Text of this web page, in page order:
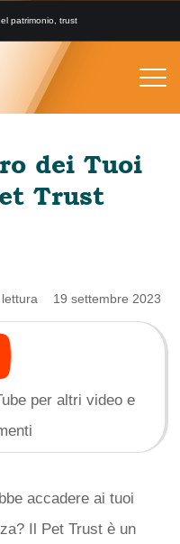
patrimonio, trust
dei Tuoi
Trust
19 settembre 2023
per altri video e
accadere ai tuoi
Il Pet Trust è un